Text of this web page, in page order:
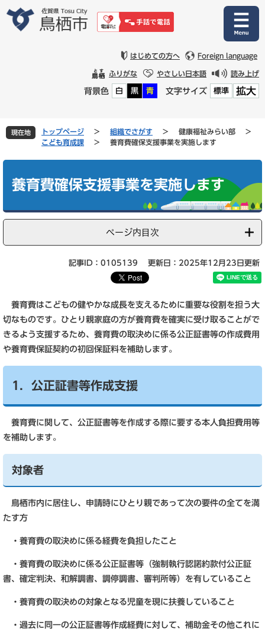
文
はじめての方へ Foreign language
ふりがな やさしい日本語 読み上げ
背景色 白 黒 青 文字サイズ 標準 拡大
現在地 トップページ > 組織でさがす > 健康福祉みらい部
>
こども育成課
> 養育費確保支援事業を実施します
養育費確保支援事業を実施します
ページ内目次
記事ID：0105139 更新日：2025年12月23日更新
養育費はこどもの健やかな成長を支えるために重要な役割を担う大
切なものです。ひとり親家庭の方が養育費を確実に受け取ることがで
きるよう支援するため、養育費の取決めに係る公正証書等の作成費用
や養育費保証契約の初回保証料を補助します。
1．公正証書等作成支援
養育費に関して、公正証書等を作成する際に要する本人負担費用等
を補助します。
対象者
鳥栖市内に居住し、申請時にひとり親であって次の要件の全てを満
たす方
・養育費の取決めに係る経費を負担したこと
・養育費の取決めに係る公正証書等（強制執行認諾約款付公正証
書、確定判決、和解調書、調停調書、審判所等）を有していること
・養育費の取決めの対象となる児童を現に扶養していること
・過去に同一の公正証書等作成経費に対して、補助金その他これに